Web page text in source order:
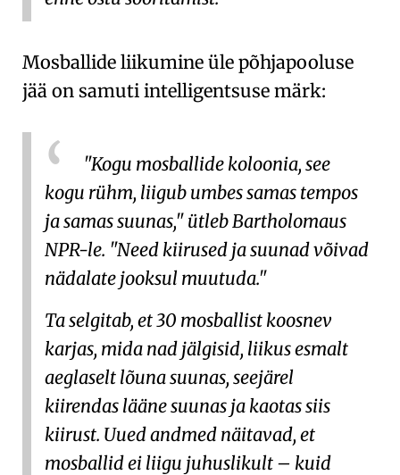
Mosballide liikumine üle põhjapooluse
jää on samuti intelligentsuse märk:
"Kogu mosballide koloonia, see
kogu rühm, liigub umbes samas tempos
ja samas suunas," ütleb Bartholomaus
NPR-le. "Need kiirused ja suunad võivad
nädalate jooksul muutuda."
Ta selgitab, et 30 mosballist koosnev
karjas, mida nad jälgisid, liikus esmalt
aeglaselt lõuna suunas, seejärel
kiirendas lääne suunas ja kaotas siis
kiirust. Uued andmed näitavad, et
mosballid ei liigu juhuslikult – kuid